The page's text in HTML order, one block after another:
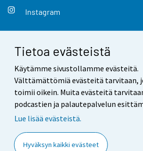
Tietoa evästeistä
Käytämme sivustollamme evästeitä.
Välttämättömiä evästeitä tarvitaan,
toimii oikein. Muita evästeitä
podcastien ja palautepalvelun
Lue lisää evästeistä.
Hyväksyn kaikki evästeet
Instagram
Yhteystiedot
Palaute
Käyttöehdot
Saavutettavuus